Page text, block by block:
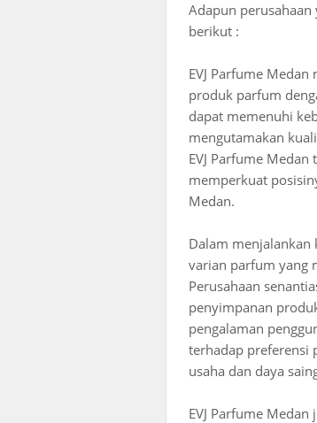
Adapun
berikut :
EVJ Parfume
produk parfum
dapat memenuhi
mengutamakan
EVJ Parfume
memperkuat
Medan.
Dalam menjalankan
varian parfum yang
Perusahaan
penyimpanan
pengalaman
terhadap preferensi
usaha dan daya
EVJ Parfume